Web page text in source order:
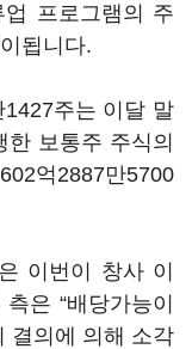
프로그램의 주
됩니다.
주는 이달 말
보통주 주식의
억2887만5700
이번이 창사 이
은 “배당가능이
결의에 의해 소각